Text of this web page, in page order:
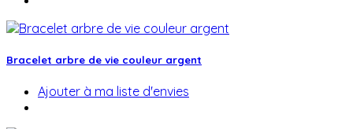
Bracelet arbre de vie couleur argent
Ajouter à ma liste d'envies